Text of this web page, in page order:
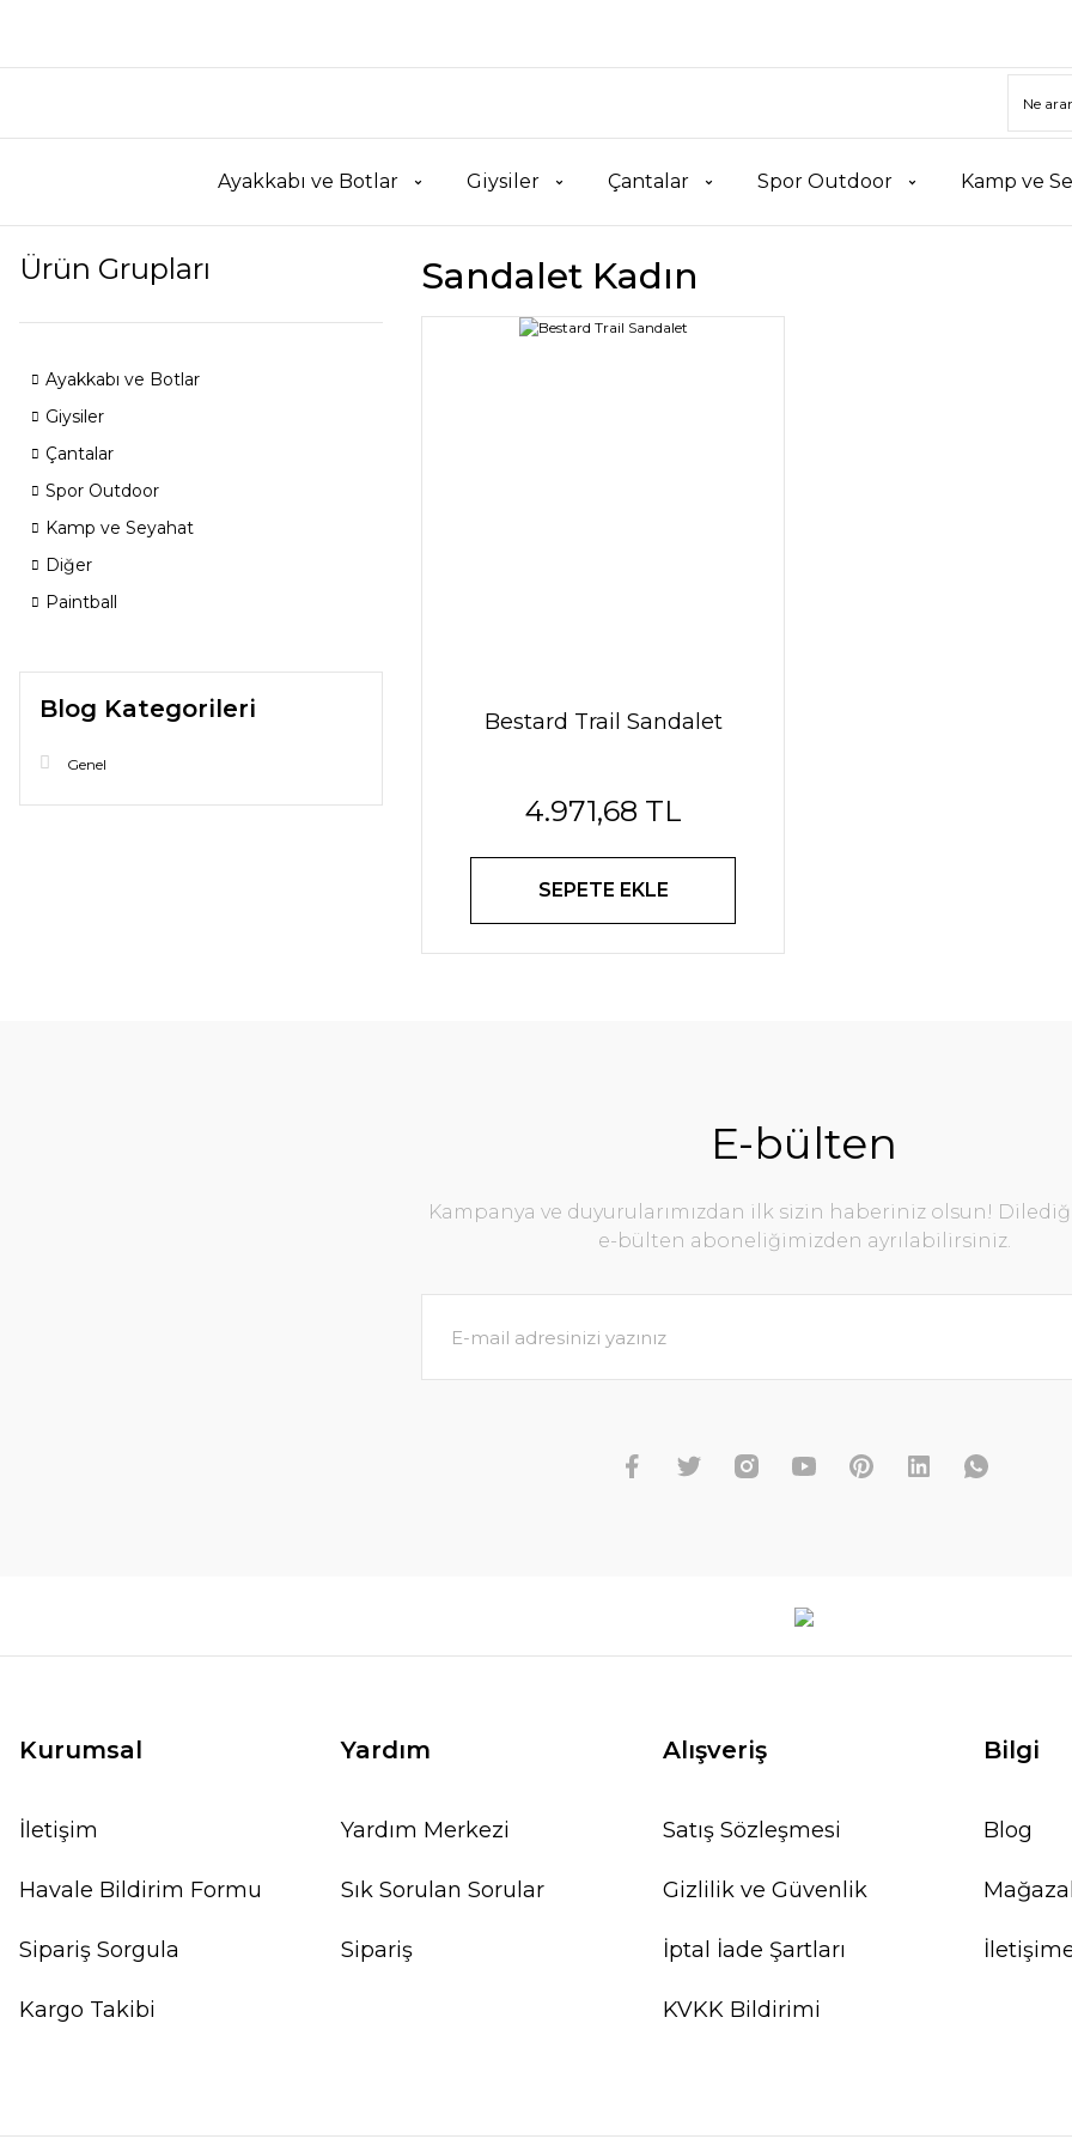
Ayakkabı ve Botlar Giysiler Çantalar Spor Outdoor Kamp ve
Ürün Grupları
Ayakkabı ve Botlar
Giysiler
Çantalar
Spor Outdoor
Kamp ve Seyahat
Diğer
Paintball
Blog Kategorileri
Genel
Sandalet Kadın
Bestard Trail Sandalet
4.971,68 TL
SEPETE EKLE
E-bülten
Kampanya ve duyurularımızdan ilk sizin haberiniz olsun!
e-bülten aboneliğimizden ayrılabilirsiniz.
Kurumsal
İletişim
Havale Bildirim Formu
Sipariş Sorgula
Kargo Takibi
Yardım
Yardım Merkezi
Sık Sorulan Sorular
Sipariş
Alışveriş
Satış Sözleşmesi
Gizlilik ve Güvenlik
İptal İade Şartları
KVKK Bildirimi
Bilgi
Blog